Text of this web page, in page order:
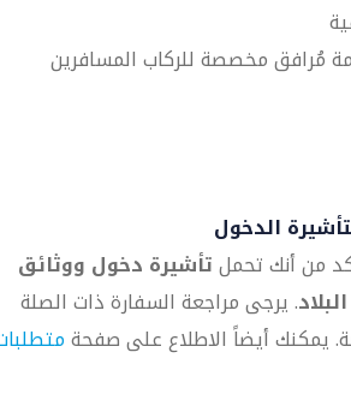
مُرافق مخصصة للركاب المسافرين
الدخول
من أنك تحملتأشيرة دخول ووثائق
. يرجى مراجعة السفارة ذات الصلة
يمكنك أيضاً الاطلاع على صفحة